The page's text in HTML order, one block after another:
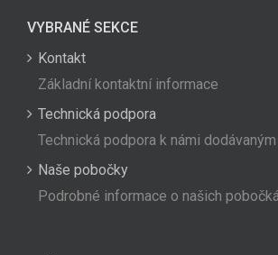
VYBRANÉ SEKCE
Kontakt
Základní kontaktní informace
Technická podpora
Technická podpora k námi
Naše pobočky
Podrobné informace o našich